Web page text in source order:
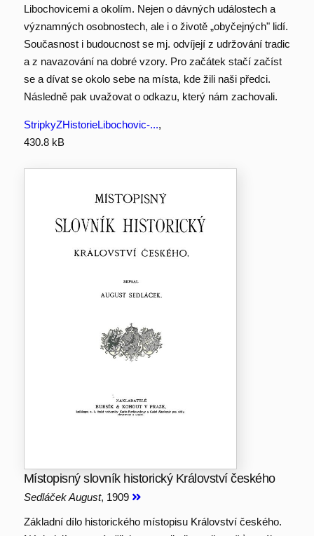
Libochovicemi a okolím. Nejen o dávných událostech a
významných osobnostech, ale i o životě „obyčejných" lidí.
Současnost i budoucnost se mj. odvíjejí z udržování tradic
a z navazování na dobré vzory. Pro začátek stačí začíst
se a dívat se okolo sebe na místa, kde žili naši předci.
Následně pak uvažovat o odkazu, který nám zachovali.
StripkyZHistorieLibochovic-...,
430.8 kB
Místopisný slovník historický Království českého
Sedláček August, 1909
Základní dílo historického místopisu Království českého.